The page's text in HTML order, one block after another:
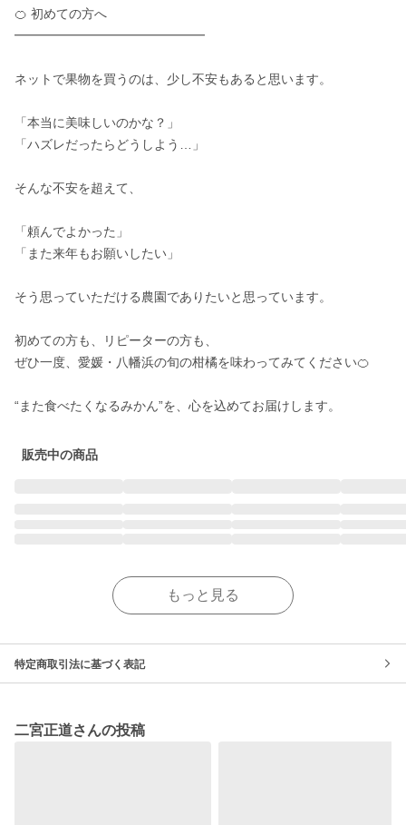
🍊 初めての方へ
━━━━━━━━━━━━━━━
ネットで果物を買うのは、少し不安もあると思います。
「本当に美味しいのかな？」
「ハズレだったらどうしよう…」
そんな不安を超えて、
「頼んでよかった」
「また来年もお願いしたい」
そう思っていただける農園でありたいと思っています。
初めての方も、リピーターの方も、
ぜひ一度、愛媛・八幡浜の旬の柑橘を味わってみてください🍊
“また食べたくなるみかん”を、心を込めてお届けします。
販売中の商品
もっと見る
特定商取引法に基づく表記
二宮正道さんの投稿